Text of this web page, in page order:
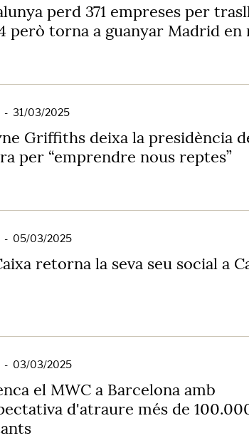
perd 371 empreses per
però torna a guanyar Madrid en
- 31/03/2025
Griffiths deixa la presidència
per “emprendre nous reptes”
- 05/03/2025
retorna la seva seu social a
- 03/03/2025
el MWC a Barcelona amb
d'atraure més de